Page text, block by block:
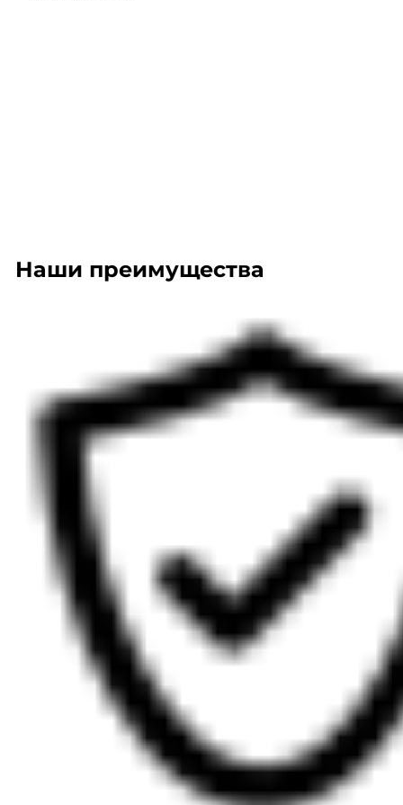
Наши преимущества